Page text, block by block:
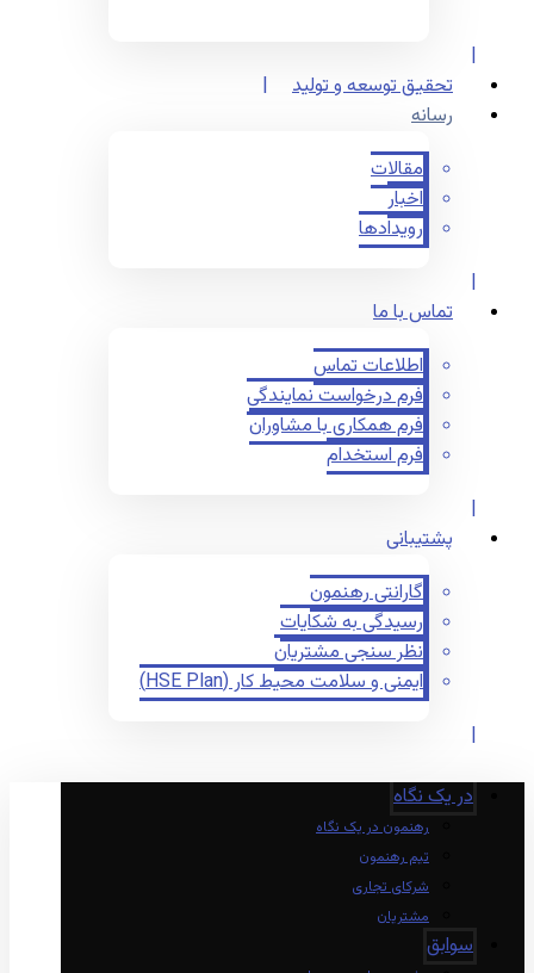
تحقیق توسعه و تولید
رسانه
مقالات
اخبار
رویدادها
تماس با ما
اطلاعات تماس
فرم درخواست نمایندگی
فرم همکاری با مشاوران
فرم استخدام
پشتیبانی
گارانتی رهنمون
رسیدگی به شکایات
نظر سنجی مشتریان
ایمنی و سلامت محیط کار (HSE Plan)
در یک نگاه
رهنمون در یک نگاه
تیم رهنمون
شرکای تجاری
مشتریان
سوابق